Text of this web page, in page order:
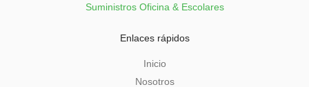
Suministros Oficina & Escolares
Enlaces rápidos
Inicio
Nosotros